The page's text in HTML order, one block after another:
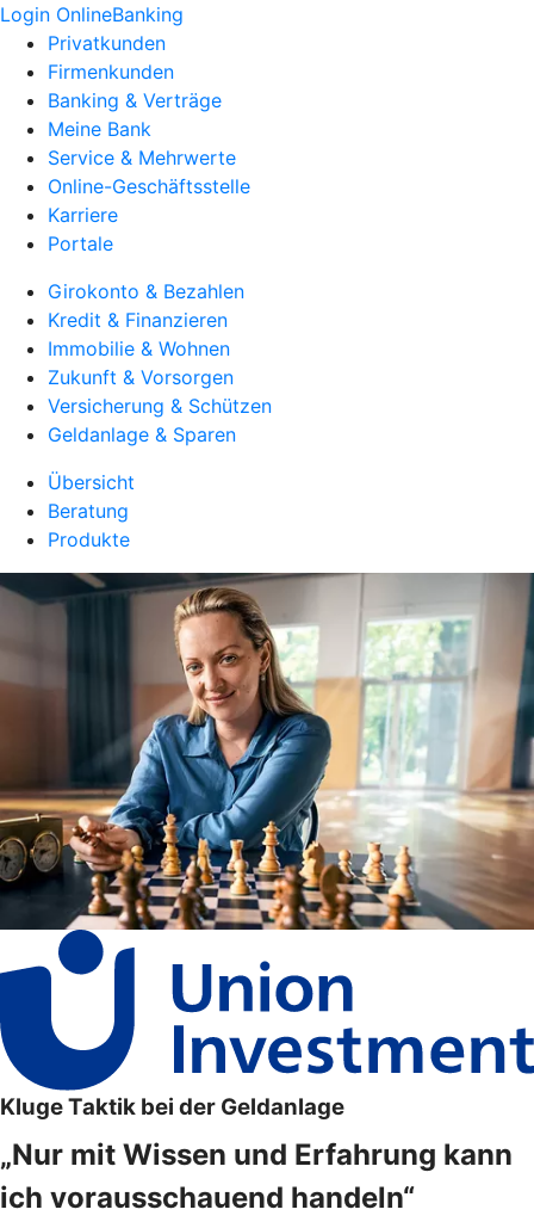
Login OnlineBanking
Privatkunden
Firmenkunden
Banking & Verträge
Meine Bank
Service & Mehrwerte
Online-Geschäftsstelle
Karriere
Portale
Girokonto & Bezahlen
Kredit & Finanzieren
Immobilie & Wohnen
Zukunft & Vorsorgen
Versicherung & Schützen
Geldanlage & Sparen
Übersicht
Beratung
Produkte
Kluge Taktik bei der Geldanlage
„Nur mit Wissen und Erfahrung kann
ich vorausschauend handeln“